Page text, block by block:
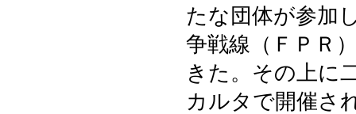
たな団体が参加
争戦線（ＦＰＲ
きた。その上に
カルタで開催さ